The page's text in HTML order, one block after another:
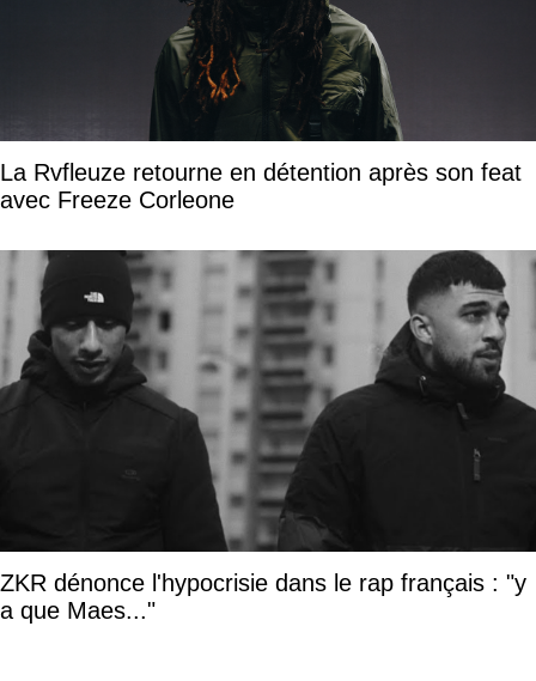
La Rvfleuze retourne en détention après son feat
avec Freeze Corleone
ZKR dénonce l'hypocrisie dans le rap français : "y
a que Maes..."